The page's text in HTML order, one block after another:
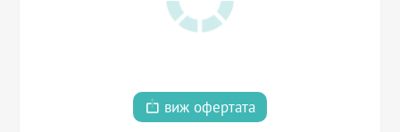
виж офертата